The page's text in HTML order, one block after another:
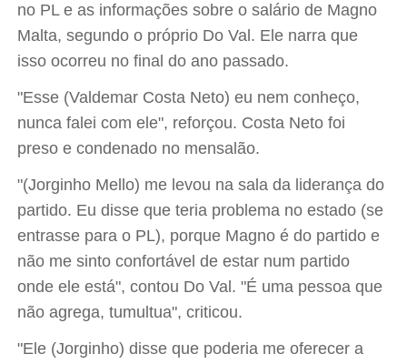
no PL e as informações sobre o salário de Magno
Malta, segundo o próprio Do Val. Ele narra que
isso ocorreu no final do ano passado.
"Esse (Valdemar Costa Neto) eu nem conheço,
nunca falei com ele", reforçou. Costa Neto foi
preso e condenado no mensalão.
"(Jorginho Mello) me levou na sala da liderança do
partido. Eu disse que teria problema no estado (se
entrasse para o PL), porque Magno é do partido e
não me sinto confortável de estar num partido
onde ele está", contou Do Val. "É uma pessoa que
não agrega, tumultua", criticou.
"Ele (Jorginho) disse que poderia me oferecer a